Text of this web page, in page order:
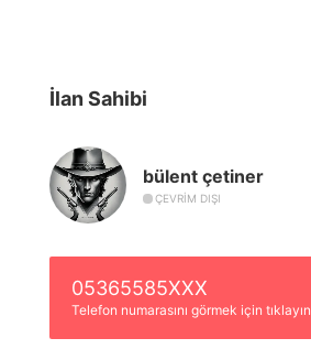
İlan Sahibi
bülent çetiner
ÇEVRIM DIŞI
05365585XXX
Telefon numarasını görmek için tıklayın